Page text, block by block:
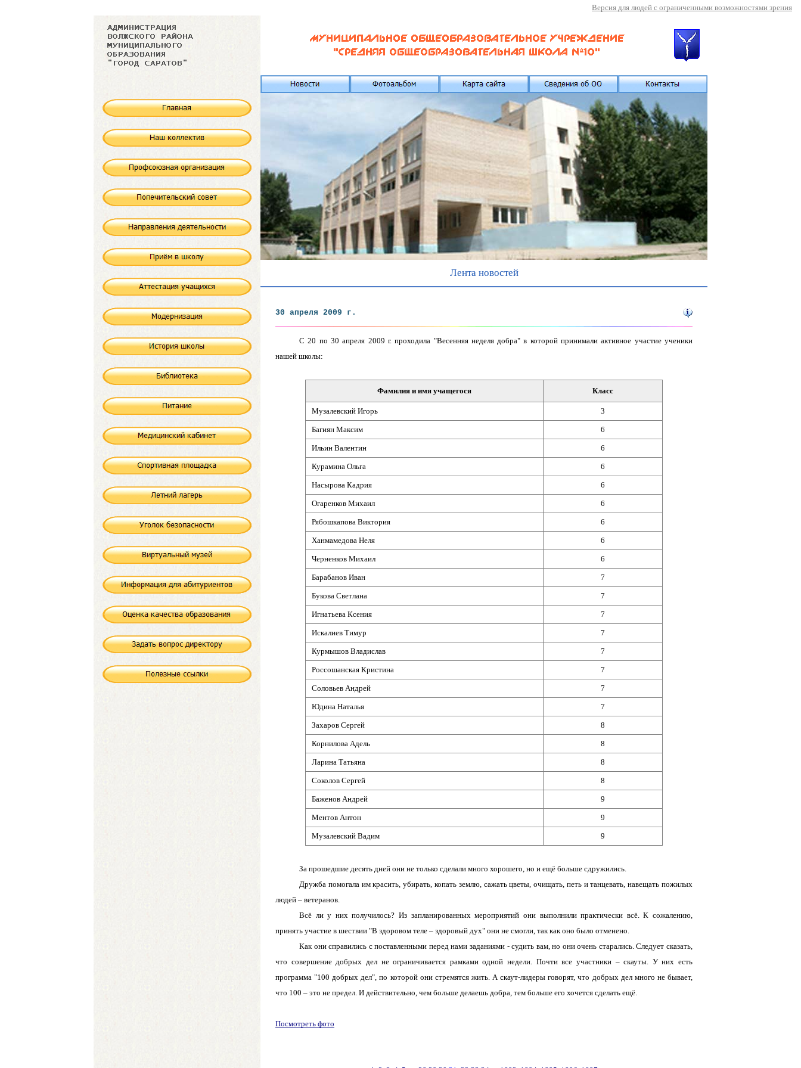
Версия для людей с ограниченными возможностями зрения
Лента новостей
30 апреля 2009 г.
С 20 по 30 апреля 2009 г. проходила "Весенняя неделя добра" в которой принимали активное участие ученики
нашей школы:
Фамилия и имя учащегося Класс
Музалевский Игорь 3
Багиян Максим 6
Ильин Валентин 6
Курамина Ольга 6
Насырова Кадрия 6
Огаренков Михаил 6
Рябошкапова Виктория 6
Ханмамедова Неля 6
Черненков Михаил 6
Барабанов Иван 7
Букова Светлана 7
Игнатьева Ксения 7
Искалиев Тимур 7
Курмышов Владислав 7
Россошанская Кристина 7
Соловьев Андрей 7
Юдина Наталья 7
Захаров Сергей 8
Корнилова Адель 8
Ларина Татьяна 8
Соколов Сергей 8
Баженов Андрей 9
Ментов Антон 9
Музалевский Вадим 9
За прошедшие десять дней они не только сделали много хорошего, но и ещё больше сдружились.
Дружба помогала им красить, убирать, копать землю, сажать цветы, очищать, петь и танцевать, навещать пожилых
людей – ветеранов.
Всё ли у них получилось? Из запланированных мероприятий они выполнили практически всё. К сожалению,
принять участие в шествии "В здоровом теле – здоровый дух" они не смогли, так как оно было отменено.
Как они справились с поставленными перед нами заданиями ‐ судить вам, но они очень старались. Следует сказать,
что совершение добрых дел не ограничивается рамками одной недели. Почти все участники – скауты. У них есть
программа "100 добрых дел", по которой они стремятся жить. А скаут-лидеры говорят, что добрых дел много не бывает,
что 100 – это не предел. И действительно, чем больше делаешь добра, тем больше его хочется сделать ещё.
Посмотреть фото